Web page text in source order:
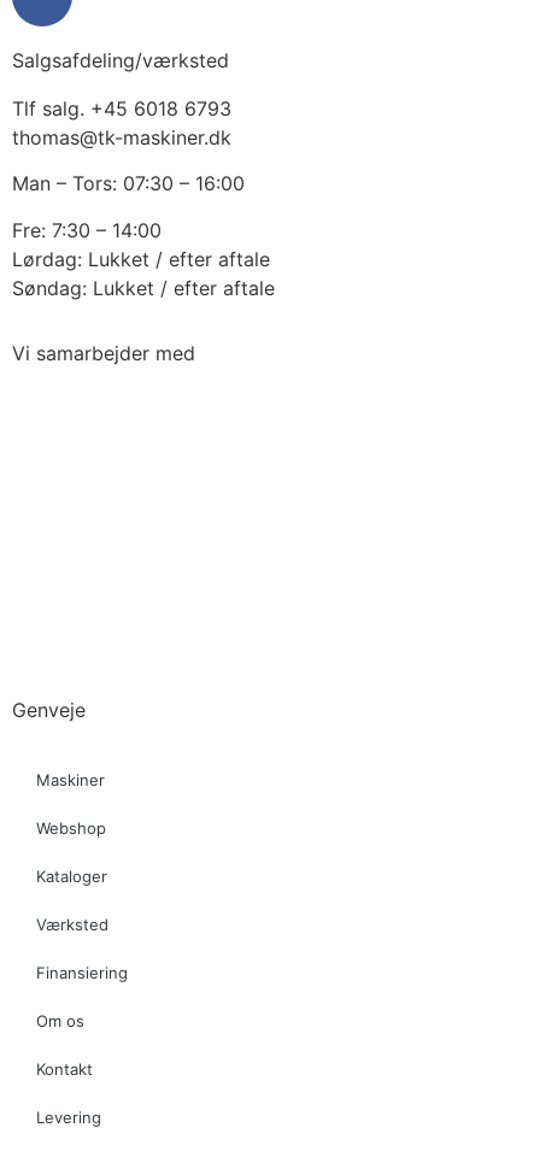
Salgsafdeling/værksted
Tlf salg. +45 6018 6793
thomas@tk-maskiner.dk
Man – Tors: 07:30 – 16:00
Fre: 7:30 – 14:00
Lørdag: Lukket / efter aftale
Søndag: Lukket / efter aftale
Vi samarbejder med
Genveje
Maskiner
Webshop
Kataloger
Værksted
Finansiering
Om os
Kontakt
Levering